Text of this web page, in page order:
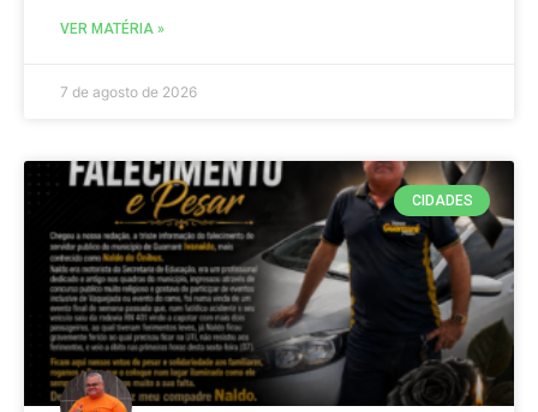
VER MATÉRIA »
7 de agosto de 2026
CIDADES